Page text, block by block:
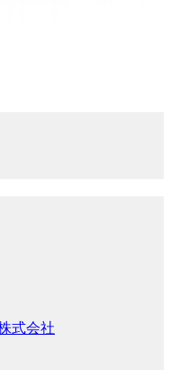
式会社